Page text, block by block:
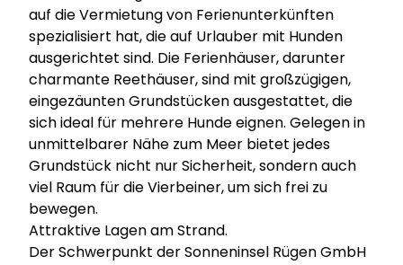
auf die Vermietung von Ferienunterkünften
spezialisiert hat, die auf Urlauber mit Hunden
ausgerichtet sind. Die Ferienhäuser, darunter
charmante Reethäuser, sind mit großzügigen,
eingezäunten Grundstücken ausgestattet, die
sich ideal für mehrere Hunde eignen. Gelegen in
unmittelbarer Nähe zum Meer bietet jedes
Grundstück nicht nur Sicherheit, sondern auch
viel Raum für die Vierbeiner, um sich frei zu
bewegen.
Attraktive Lagen am Strand.
Der Schwerpunkt der Sonneninsel Rügen GmbH